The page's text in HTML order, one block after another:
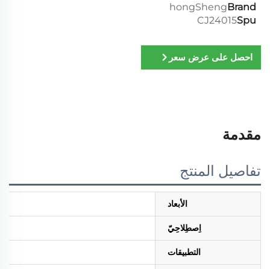
Brand
hongSheng
Spu
CJ24015
احصل على عرض سعر
مقدمة
تفاصيل المنتج
الأبعاد
اِصطِلاحِيّ
التطبيقات